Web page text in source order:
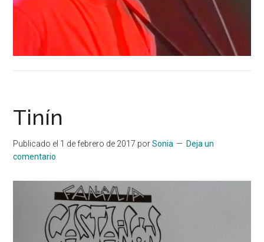
Tinín
Publicado el 1 de febrero de 2017 porSonia
Deja un
comentario